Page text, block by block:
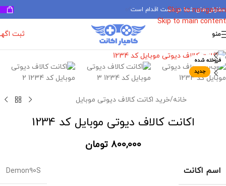
Skip to navigation
Skip to main content
سفارش های شما در دست اقدام است
منو ثبت
فروخته شده
جدید
برای بزرگنمایی کلیک کنید
خانه/خرید اکانت کالاف دیوتی موبایل
اکانت کالاف دیوتی موبایل کد 1234
800,000 تومان
اسم اکانت Demon90S